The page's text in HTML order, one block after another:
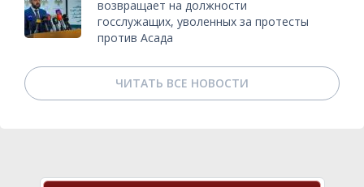
возвращает на должности
госслужащих, уволенных за протесты
против Асада
ЧИТАТЬ ВСЕ НОВОСТИ